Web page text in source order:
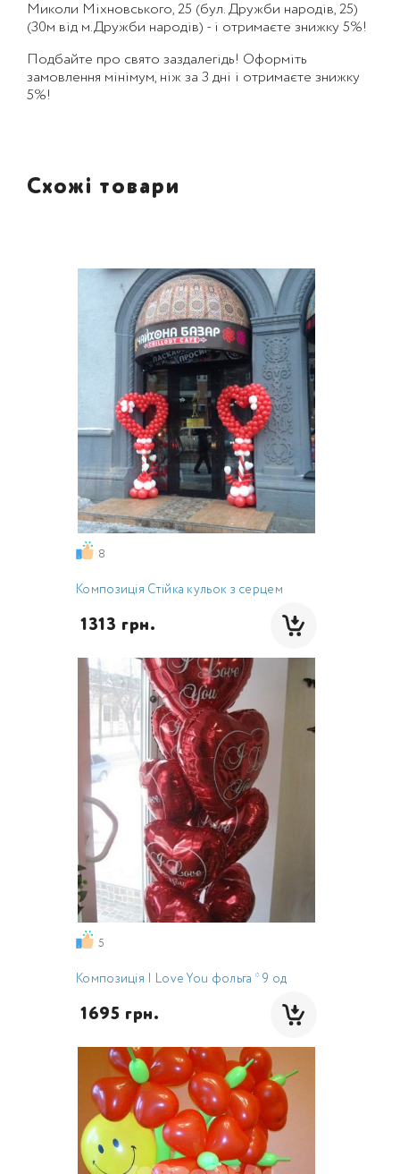
Миколи Міхновського, 25 (бул. Дружби народів, 25)
(30м від м.Дружби народів) - і отримаєте знижку 5%!
Подбайте про свято заздалегідь! Оформіть
замовлення мінімум, ніж за 3 дні і отримаєте знижку
5%!
Схожі товари
8
Композиція Стійка кульок з серцем
1313 грн.
5
Композиція I Love You фольга * 9 од
1695 грн.